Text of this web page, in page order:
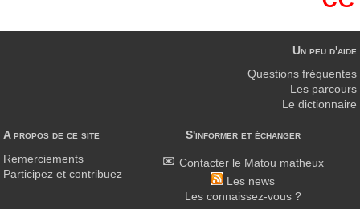
A propos de ce site
Remerciements
Participez et contribuez
S'informer et échanger
Contacter le Matou matheux
Les news
Les connaissez-vous ?
Un peu d'aide
Questions fréquentes
Les parcours
Le dictionnaire